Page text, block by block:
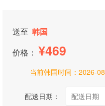
送至 韩国
价格：
469
当前韩国时间： 2026-
配送日期：